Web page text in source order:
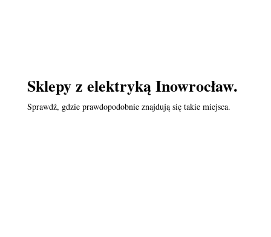
Sklepy z elektryką Inowrocław.
Sprawdź, gdzie prawdopodobnie znajdują się takie miejsca.